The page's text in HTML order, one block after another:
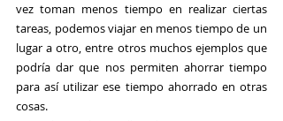
vez toman menos tiempo en realizar ciertas
tareas, podemos viajar en menos tiempo de un
lugar a otro, entre otros muchos ejemplos que
podría dar que nos permiten ahorrar tiempo
para así utilizar ese tiempo ahorrado en otras
cosas.